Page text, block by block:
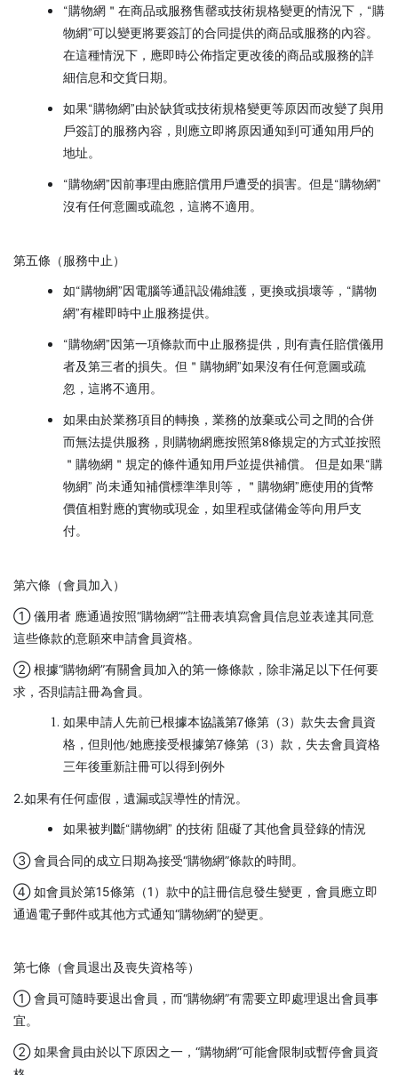
“購物網＂在商品或服務售罄或技術規格變更的情況下，“購
物網”可以變更將要簽訂的合同提供的商品或服務的內容。
在這種情況下，應即時公佈指定更改後的商品或服務的詳
細信息和交貨日期。
如果“購物網”由於缺貨或技術規格變更等原因而改變了與用
戶簽訂的服務內容，則應立即將原因通知到可通知用戶的
地址。
“購物網”因前事理由應賠償用戶遭受的損害。但是“購物網”
沒有任何意圖或疏忽，這將不適用。
第五條（服務中止）
如“購物網”因電腦等通訊設備維護，更換或損壞等，“購物
網”有權即時中止服務提供。
“購物網”因第一項條款而中止服務提供，則有責任賠償儀用
者及第三者的損失。但＂購物網”如果沒有任何意圖或疏
忽，這將不適用。
如果由於業務項目的轉換，業務的放棄或公司之間的合併
而無法提供服務，則購物網應按照第8條規定的方式並按照
＂購物網＂規定的條件通知用戶並提供補償。 但是如果“購
物網” 尚未通知補償標準準則等，＂購物網”應使用的貨幣
價值相對應的實物或現金，如里程或儲備金等向用戶支
付。
第六條（會員加入）
① 儀用者 應通過按照“購物網””註冊表填寫會員信息並表達其同意
這些條款的意願來申請會員資格。
② 根據“購物網”有關會員加入的第一條條款，除非滿足以下任何要
求，否則請註冊為會員。
如果申請人先前已根據本協議第7條第（3）款失去會員資
格，但則他/她應接受根據第7條第（3）款，失去會員資格
三年後重新註冊可以得到例外
2.如果有任何虛假，遺漏或誤導性的情況。
如果被判斷“購物網” 的技術 阻礙了其他會員登錄的情況
③ 會員合同的成立日期為接受“購物網”條款的時間。
④ 如會員於第15條第（1）款中的註冊信息發生變更，會員應立即
通過電子郵件或其他方式通知“購物網”的變更。
第七條（會員退出及喪失資格等）
① 會員可隨時要退出會員，而“購物網”有需要立即處理退出會員事
宜。
② 如果會員由於以下原因之一，“購物網”可能會限制或暫停會員資